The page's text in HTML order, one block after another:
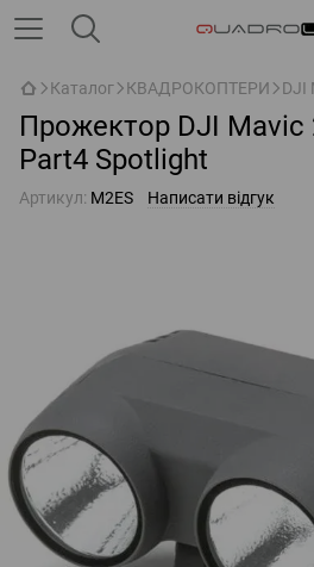
Каталог КВАДРОКОПТЕРИ DJI
Прожектор DJI Mavic
Part4 Spotlight
Артикул: M2ES Написати відгук